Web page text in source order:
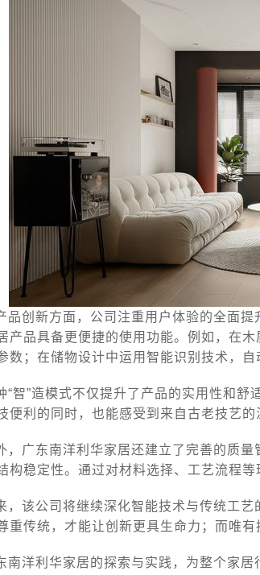
品创新方面，公司注重用户体验的全面
产品具备更便捷的使用功能。例如，在
数；在储物设计中运用智能识别技术，自
“智”造模式不仅提升了产品的实用性和
便利的同时，也能感受到来自古老技艺的
，广东南洋利华家居还建立了完善的质
构稳定性。通过对材料选择、工艺流程
，该公司将继续深化智能技术与传统工
重传统，才能让创新更具生命力；而唯有
南洋利华家居的探索与实践，为整个家